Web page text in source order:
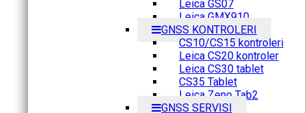
Leica GS07
Leica GMX910
GNSS KONTROLERI
CS10/CS15 kontroleri
Leica CS20 kontroler
Leica CS30 tablet
CS35 Tablet
Leica Zeno Tab2
GNSS SERVISI